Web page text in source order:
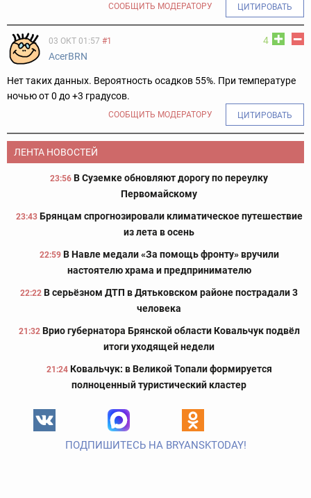
СООБЩИТЬ МОДЕРАТОРУ ЦИТИРОВАТЬ
4
03 ОКТ 01:57 #1
AcerBRN
Нет таких данных. Вероятность осадков 55%. При температуре
ночью от 0 до +3 градусов.
СООБЩИТЬ МОДЕРАТОРУ ЦИТИРОВАТЬ
ЛЕНТА НОВОСТЕЙ
23:56 В Суземке обновляют дорогу по переулку
Первомайскому
23:43 Брянцам спрогнозировали климатическое путешествие
из лета в осень
22:59 В Навле медали «За помощь фронту» вручили
настоятелю храма и предпринимателю
22:22 В серьёзном ДТП в Дятьковском районе пострадали 3
человека
21:32 Врио губернатора Брянской области Ковальчук подвёл
итоги уходящей недели
21:24 Ковальчук: в Великой Топали формируется
полноценный туристический кластер
ПОДПИШИТЕСЬ НА BRYANSKTODAY!